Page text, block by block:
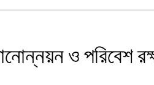
ও পরিবেশ